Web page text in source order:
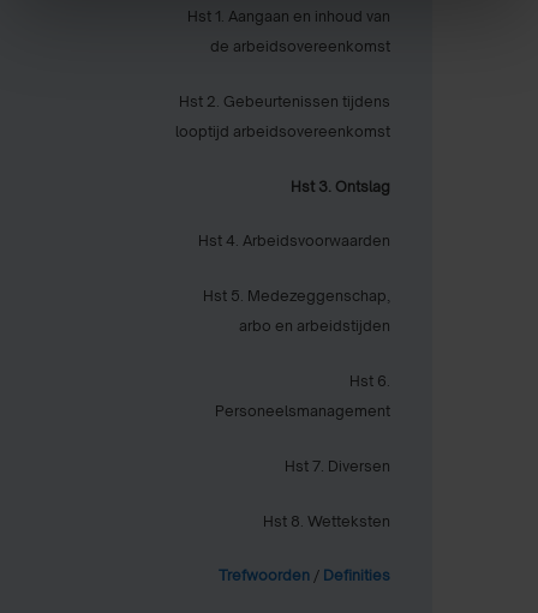
Hst 1. Aangaan en inhoud van
de arbeidsovereenkomst
Hst 2. Gebeurtenissen tijdens
looptijd arbeidsovereenkomst
Hst 3. Ontslag
Hst 4. Arbeidsvoorwaarden
Hst 5. Medezeggenschap,
arbo en arbeidstijden
Hst 6.
Personeelsmanagement
Hst 7. Diversen
Hst 8. Wetteksten
Trefwoorden / Definities